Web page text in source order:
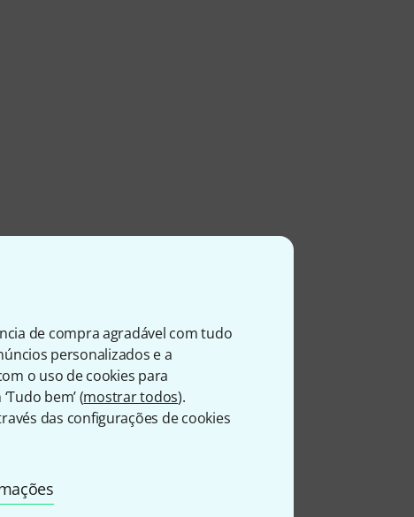
de compra agradável com tudo
personalizados e a
o uso de cookies para
bem’ (mostrar todos).
das configurações de cookies